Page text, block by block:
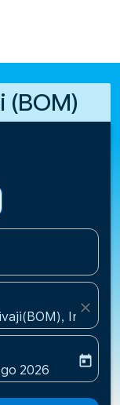
(BOM)
India
close
return-date-
2026
today